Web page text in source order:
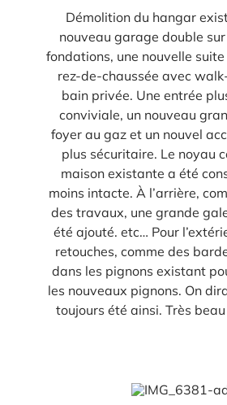
Démolition du hangar
nouveau garage double
fondations, une nouvelle
rez-de-chaussée avec
bain privée. Une entrée
conviviale, un nouveau
foyer au gaz et un nouvel
plus sécuritaire. Le noyau
maison existante a été
moins intacte. À l’arrière,
des travaux, une grande
été ajouté. etc… Pour
retouches, comme des
dans les pignons existant
les nouveaux pignons. On
toujours été ainsi. Très